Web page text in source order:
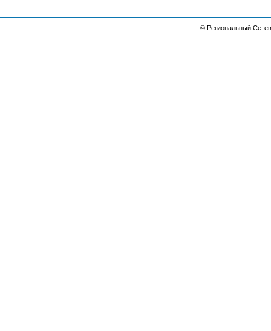
© Региональный